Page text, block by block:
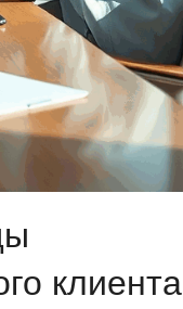
клиента